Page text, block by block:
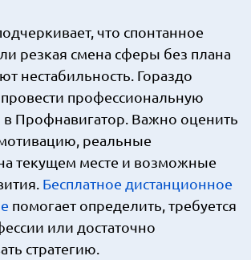
что спонтанное
резкая смена сферы без плана
нестабильность. Гораздо
профессиональную
в Профнавигатор. Важно оценить
реальные
текущем месте и возможные
Бесплатное дистанционное
помогает определить, требуется
или достаточно
стратегию.